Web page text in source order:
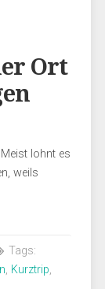
Ort
lohnt es
weils
Tags:
, Kurztrip,